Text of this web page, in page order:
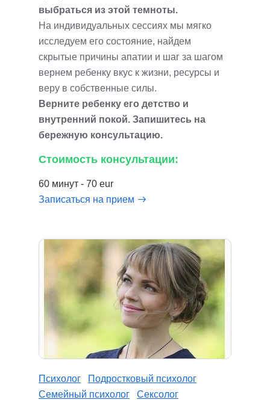
выбраться из этой темноты.
На индивидуальных сессиях мы мягко
исследуем его состояние, найдем
скрытые причины апатии и шаг за шагом
вернем ребенку вкус к жизни, ресурсы и
веру в собственные силы.
Верните ребенку его детство и
внутренний покой. Запишитесь на
бережную консультацию.
Стоимость консультации:
60 минут - 70 eur
Записаться на прием
Психолог
Подростковый психолог
Семейный психолог
Сексолог